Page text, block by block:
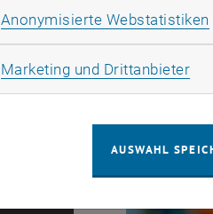
Anonymisierte Webstatistiken
Marketing und Drittanbieter
AUSWAHL